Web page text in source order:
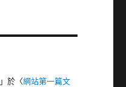
」於〈網站第一篇文